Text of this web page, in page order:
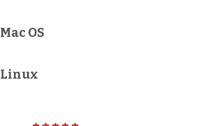
Mac OS
Linux